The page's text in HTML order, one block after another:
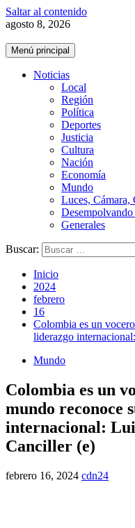
Saltar al contenido
agosto 8, 2026
Menú principal
Noticias
Local
Región
Política
Deportes
Justicia
Cultura
Nación
Economía
Mundo
Luces, Cámara,
Generales
Buscar:
Inicio
2024
febrero
16
Colombia es un
liderazgo
Mundo
Colombia es un
mundo reconoce
internacional:
Canciller (e)
febrero 16, 2024 cdn24